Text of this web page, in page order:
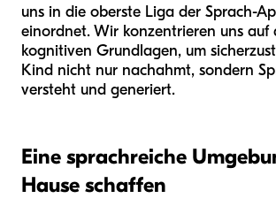
uns in die oberste Liga der Sprach-
einordnet. Wir konzentrieren uns auf
kognitiven Grundlagen, um
Kind nicht nur nachahmt, sondern
versteht und generiert.
Eine sprachreiche
Hause schaffen